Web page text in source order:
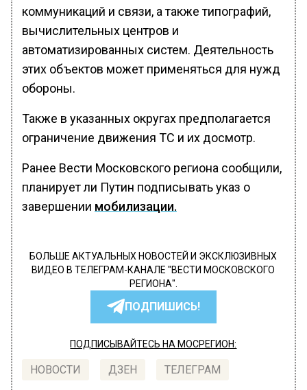
коммуникаций и связи, а также типографий,
вычислительных центров и
автоматизированных систем. Деятельность
этих объектов может применяться для нужд
обороны.
Также в указанных округах предполагается
ограничение движения ТС и их досмотр.
Ранее Вести Московского региона сообщили,
планирует ли Путин подписывать указ о
завершении мобилизации.
БОЛЬШЕ АКТУАЛЬНЫХ НОВОСТЕЙ И ЭКСКЛЮЗИВНЫХ
ВИДЕО В ТЕЛЕГРАМ-КАНАЛЕ "ВЕСТИ МОСКОВСКОГО
РЕГИОНА".
ПОДПИШИСЬ!
ПОДПИСЫВАЙТЕСЬ НА МОСРЕГИОН:
НОВОСТИ ДЗЕН ТЕЛЕГРАМ